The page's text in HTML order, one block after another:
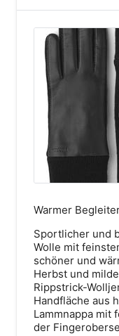
30449 Hannover
Route
Warmer
Sportlicher und
Wolle mit
schöner und
Herbst und
Rippstrick-
Handfläche aus
Lammnappa mit
der